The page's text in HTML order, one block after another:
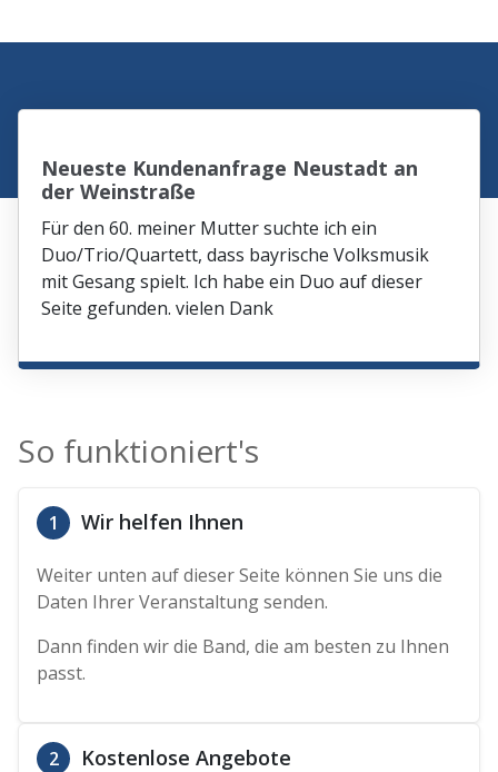
Neueste Kundenanfrage Neustadt an
der Weinstraße
Für den 60. meiner Mutter suchte ich ein
Duo/Trio/Quartett, dass bayrische Volksmusik
mit Gesang spielt. Ich habe ein Duo auf dieser
Seite gefunden. vielen Dank
So funktioniert's
1 Wir helfen Ihnen
Weiter unten auf dieser Seite können Sie uns die
Daten Ihrer Veranstaltung senden.
Dann finden wir die Band, die am besten zu Ihnen
passt.
2 Kostenlose Angebote